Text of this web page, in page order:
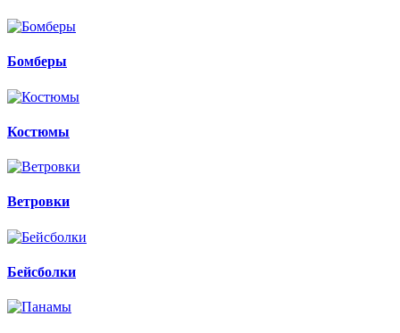
Бомберы
Костюмы
Ветровки
Бейсболки